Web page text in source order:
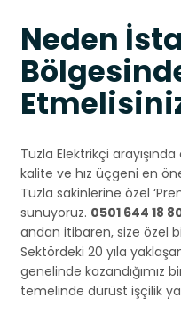
Neden
Tuzla Elektrikçi
kalite ve hız üçgeni en
Tuzla sakinlerine özel
sunuyoruz. 0501 644 18
andan itibaren, size özel
Sektördeki 20 yıla
genelinde kazandığımız
temelinde dürüst işçilik